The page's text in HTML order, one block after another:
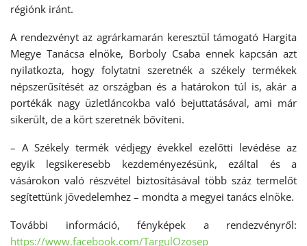
régiónk iránt.
A rendezvényt az agrárkamarán keresztül támogató Hargita
Megye Tanácsa elnöke, Borboly Csaba ennek kapcsán azt
nyilatkozta, hogy folytatni szeretnék a székely termékek
népszerűsítését az országban és a határokon túl is, akár a
portékák nagy üzletláncokba való bejuttatásával, ami már
sikerült, de a kört szeretnék bővíteni.
– A Székely termék védjegy évekkel ezelőtti levédése az
egyik legsikeresebb kezdeményezésünk, ezáltal és a
vásárokon való részvétel biztosításával több száz termelőt
segítettünk jövedelemhez – mondta a megyei tanács elnöke.
További információ, fényképek a rendezvényről:
https://www.facebook.com/TargulOzosep